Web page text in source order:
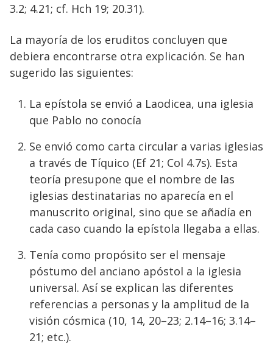
3.2; 4.21; cf. Hch 19; 20.31).
La mayoría de los eruditos concluyen que
debiera encontrarse otra explicación. Se han
sugerido las siguientes:
La epístola se envió a Laodicea, una iglesia
que Pablo no conocía
Se envió como carta circular a varias iglesias
a través de Tíquico (Ef 21; Col 4.7s). Esta
teoría presupone que el nombre de las
iglesias destinatarias no aparecía en el
manuscrito original, sino que se añadía en
cada caso cuando la epístola llegaba a ellas.
Tenía como propósito ser el mensaje
póstumo del anciano apóstol a la iglesia
universal. Así se explican las diferentes
referencias a personas y la amplitud de la
visión cósmica (10, 14, 20–23; 2.14–16; 3.14–
21; etc.).